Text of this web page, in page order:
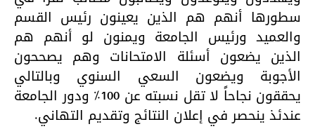
سطورها أنهم هم الذين يعينون رئيس القسم
والعميد ورئيس الجامعة ويمنون لو أنهم هم
الذين يضعون أسئلة الامتحانات وهم يصححون
الأجوبة ويضعون السعي السنوي وبالتالي
يحققون نجاحاً لا تقل نسبته عن 100% ودور الجامعة
عندئذ ينحصر في إعلان النتائج وتقديم التهاني.